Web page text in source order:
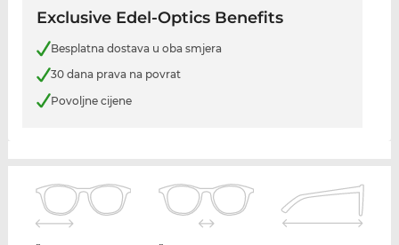
Exclusive Edel-Optics Benefits
Besplatna dostava u oba smjera
30 dana prava na povrat
Povoljne cijene